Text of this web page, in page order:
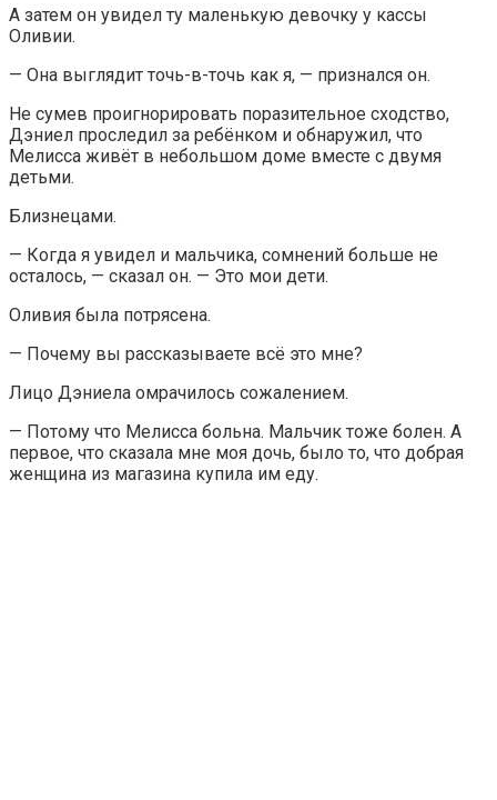
А затем он увидел ту маленькую девочку у кассы
Оливии.
— Она выглядит точь-в-точь как я, — признался он.
Не сумев проигнорировать поразительное сходство,
Дэниел проследил за ребёнком и обнаружил, что
Мелисса живёт в небольшом доме вместе с двумя
детьми.
Близнецами.
— Когда я увидел и мальчика, сомнений больше не
осталось, — сказал он. — Это мои дети.
Оливия была потрясена.
— Почему вы рассказываете всё это мне?
Лицо Дэниела омрачилось сожалением.
— Потому что Мелисса больна. Мальчик тоже болен. А
первое, что сказала мне моя дочь, было то, что добрая
женщина из магазина купила им еду.